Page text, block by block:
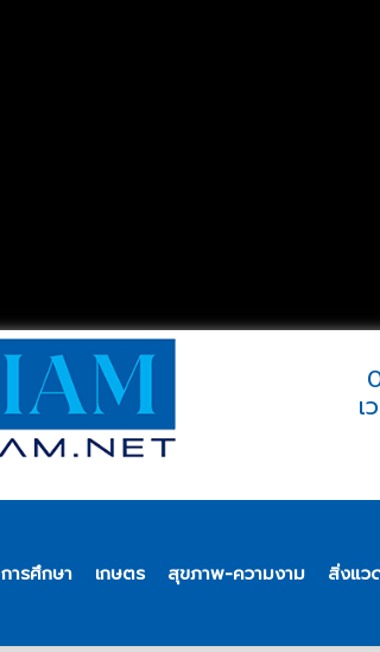
เ
การศึกษา เกษตร สุขภาพ-ความงาม สิ่งแว